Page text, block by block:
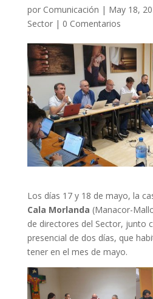
por Comunicación | May 18,
Sector| 0 Comentarios
Los días 17 y 18 de mayo, la
Cala Morlanda (Manacor-
de directores del Sector, junto
presencial de dos días, que
tener en el mes de mayo.